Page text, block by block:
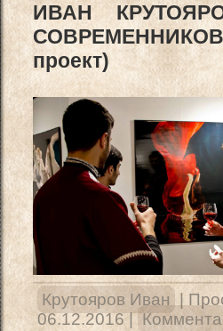
ИВАН
проект)
Крутояров Иван
06.12.2016 |